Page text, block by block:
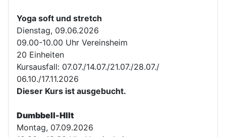
Yoga soft und stretch
Dienstag, 09.06.2026
09.00-10.00 Uhr Vereinsheim
20 Einheiten
Kursausfall: 07.07./14.07./21.07./28.07./
06.10./17.11.2026
Dieser Kurs ist ausgebucht.
Dumbbell-HIIt
Montag, 07.09.2026